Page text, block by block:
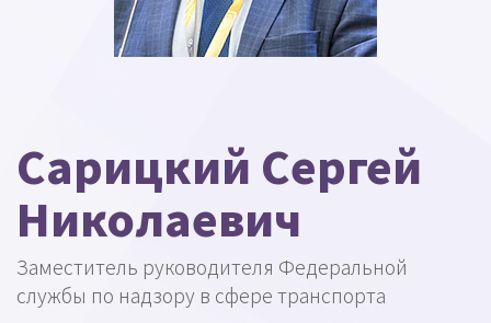
Сарицкий Сергей
Николаевич
Заместитель руководителя Федеральной
службы по надзору в сфере транспорта